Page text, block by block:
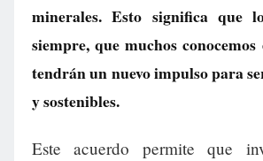
minerales. Esto significa que
siempre, que muchos
tendrán un nuevo impulso para
y sostenibles.
Este acuerdo permite que